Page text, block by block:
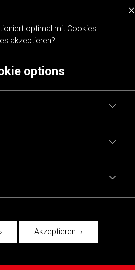
×
optimal mit Cookies.
akzeptieren?
options
Akzeptieren